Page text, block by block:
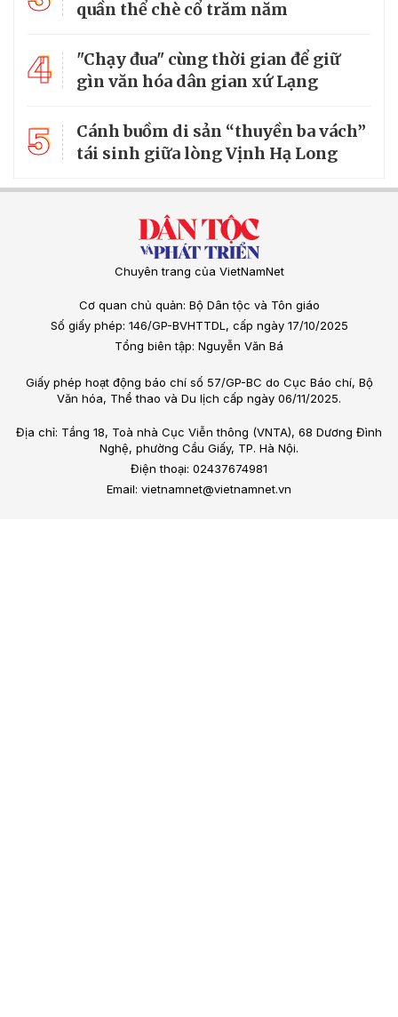
quần thể chè cổ trăm năm
4
"Chạy đua" cùng thời gian để giữ
gìn văn hóa dân gian xứ Lạng
5
Cánh buồm di sản “thuyền ba vách”
tái sinh giữa lòng Vịnh Hạ Long
Chuyên trang của VietNamNet
Cơ quan chủ quản: Bộ Dân tộc và Tôn giáo
Số giấy phép: 146/GP-BVHTTDL, cấp ngày 17/10/2025
Tổng biên tập: Nguyễn Văn Bá
Giấy phép hoạt động báo chí số 57/GP-BC do Cục Báo chí, Bộ
Văn hóa, Thể thao và Du lịch cấp ngày 06/11/2025.
Địa chỉ: Tầng 18, Toà nhà Cục Viễn thông (VNTA), 68 Dương Đình
Nghệ, phường Cầu Giấy, TP. Hà Nội.
Điện thoại: 02437674981
Email: vietnamnet@vietnamnet.vn